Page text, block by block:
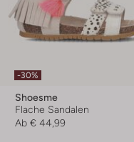
-30%
Shoesme
Flache Sandalen
Ab € 44,99